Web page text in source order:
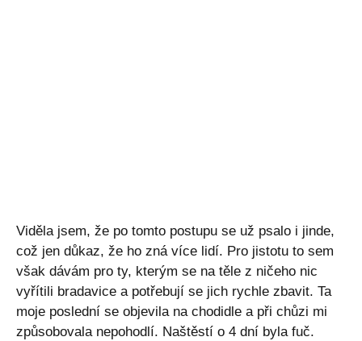
Viděla jsem, že po tomto postupu se už psalo i jinde,
což jen důkaz, že ho zná více lidí. Pro jistotu to sem
však dávám pro ty, kterým se na těle z ničeho nic
vyřítili bradavice a potřebují se jich rychle zbavit. Ta
moje poslední se objevila na chodidle a při chůzi mi
způsobovala nepohodlí. Naštěstí o 4 dní byla fuč.